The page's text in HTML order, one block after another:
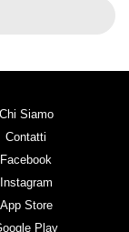
Chi Siamo
Contatti
Facebook
Instagram
App Store
Play